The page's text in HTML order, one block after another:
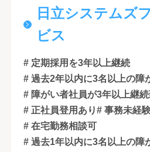
日立システムズ
ビス
# 定期採用を3年以上継続
# 過去2年以内に3名以上の障
# 障がい者社員が3年以上継
# 正社員登用あり# 事務未経
# 在宅勤務相談可
# 過去1年以内に3名以上の障